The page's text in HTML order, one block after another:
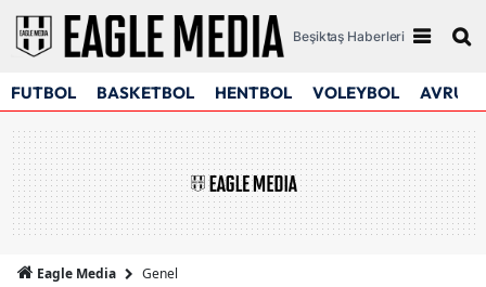
Beşiktaş Haberleri
FUTBOL BASKETBOL HENTBOL VOLEYBOL
Eagle Media Genel